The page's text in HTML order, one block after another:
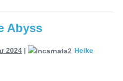
Abyss
2024 | Heike